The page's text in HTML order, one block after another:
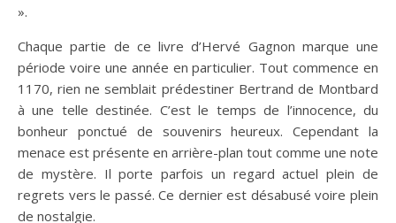
».
Chaque partie de ce livre d’Hervé Gagnon marque une
période voire une année en particulier. Tout commence en
1170, rien ne semblait prédestiner Bertrand de Montbard
à une telle destinée. C’est le temps de l’innocence, du
bonheur ponctué de souvenirs heureux. Cependant la
menace est présente en arrière-plan tout comme une note
de mystère. Il porte parfois un regard actuel plein de
regrets vers le passé. Ce dernier est désabusé voire plein
de nostalgie.